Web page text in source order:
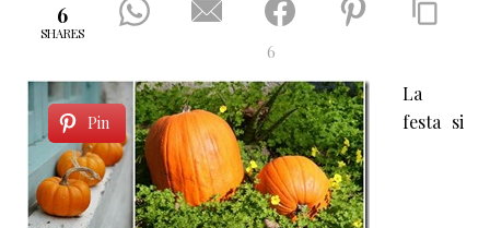
6
SHARES
6
Pin
La
festa si